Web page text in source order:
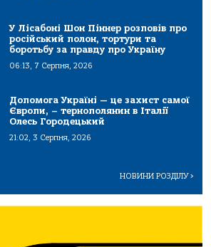
У Лісабоні Шон Піннер розповів про
російський полон, тортури та
боротьбу за правду про Україну
06:13, 7 Серпня, 2026
Допомога Україні — це захист самої
Європи, – тернополянин в Італії
Олесь Городецький
21:02, 3 Серпня, 2026
НОВИНИ РОЗДІЛУ>